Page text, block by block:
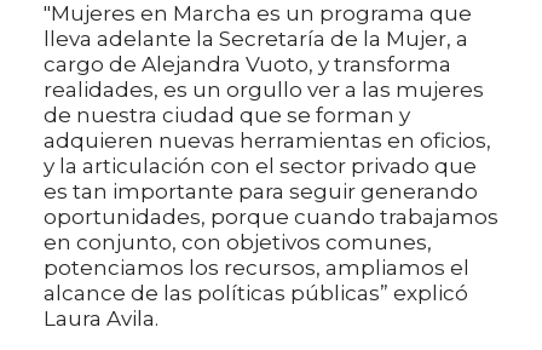
"Mujeres en Marcha es un programa que
lleva adelante la Secretaría de la Mujer, a
cargo de Alejandra Vuoto, y transforma
realidades, es un orgullo ver a las mujeres
de nuestra ciudad que se forman y
adquieren nuevas herramientas en oficios,
y la articulación con el sector privado que
es tan importante para seguir generando
oportunidades, porque cuando trabajamos
en conjunto, con objetivos comunes,
potenciamos los recursos, ampliamos el
alcance de las políticas públicas” explicó
Laura Avila.